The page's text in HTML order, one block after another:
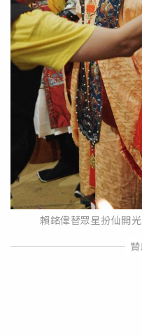
賴銘偉替眾星扮仙開